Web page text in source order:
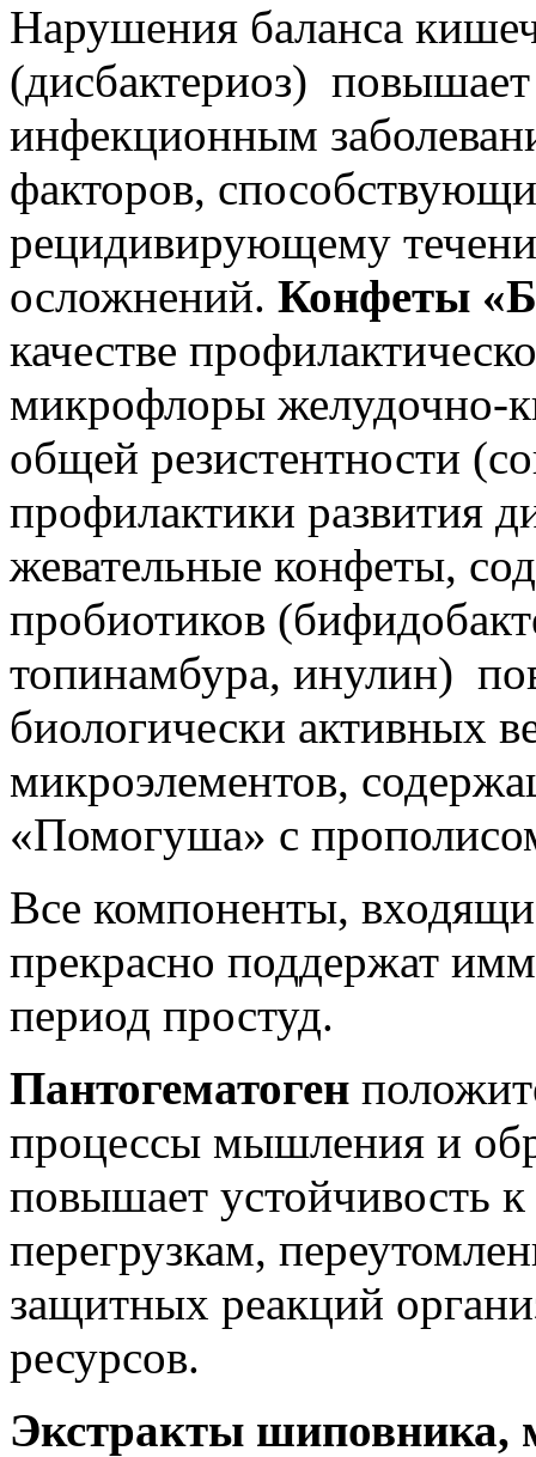
Нарушения баланса
(дисбактериоз)
инфекционным
факторов,
рецидивирующему
осложнений. Конфеты
качестве
микрофлоры желудочно-
общей резистентности
профилактики развития
жевательные конфеты,
пробиотиков
топинамбура, инулин)
биологически активных
микроэлементов,
«Помогуша» с
Все компоненты,
прекрасно поддержат
период простуд.
Пантогематоген
процессы мышления и
повышает устойчивость
перегрузкам,
защитных реакций
ресурсов.
Экстракты шиповника,